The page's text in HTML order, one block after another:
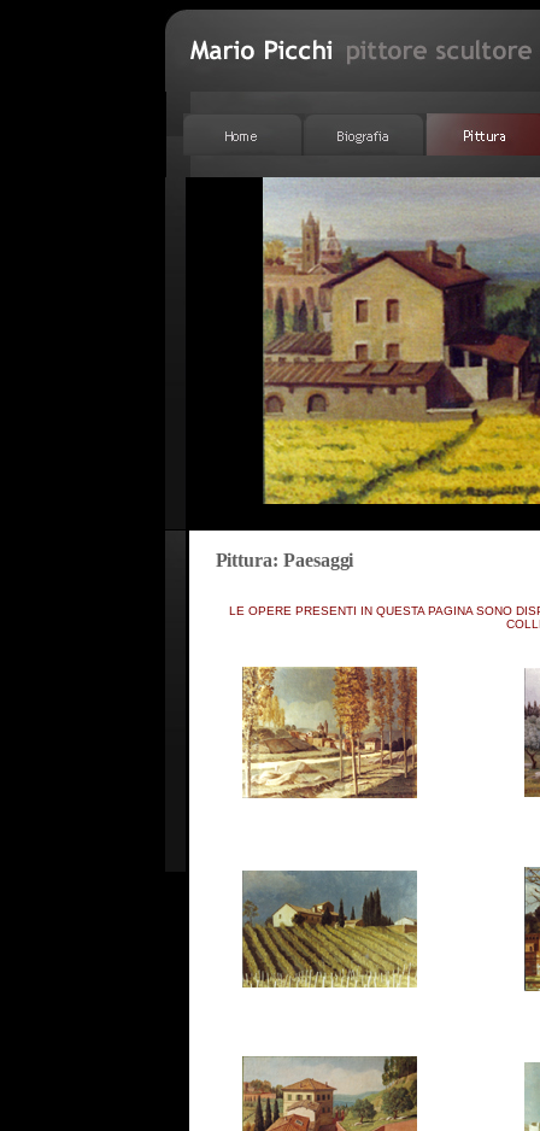
Pittura: Paesaggi
LE OPERE PRESENTI IN QUESTA PAGINA SONO